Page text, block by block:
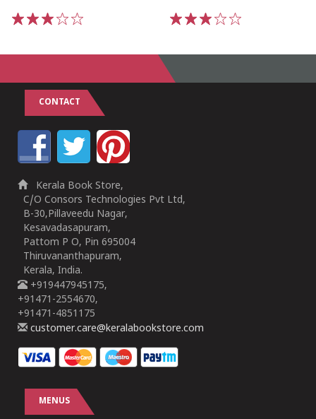
CONTACT
Kerala Book Store,
C/O Consors Technologies Pvt Ltd,
B-30,Pillaveedu Nagar,
Kesavadasapuram,
Pattom P O, Pin 695004
Thiruvananthapuram,
Kerala, India.
+919447945175,
+91471-2554670,
+91471-4851175
customer.care@keralabookstore.com
MENUS